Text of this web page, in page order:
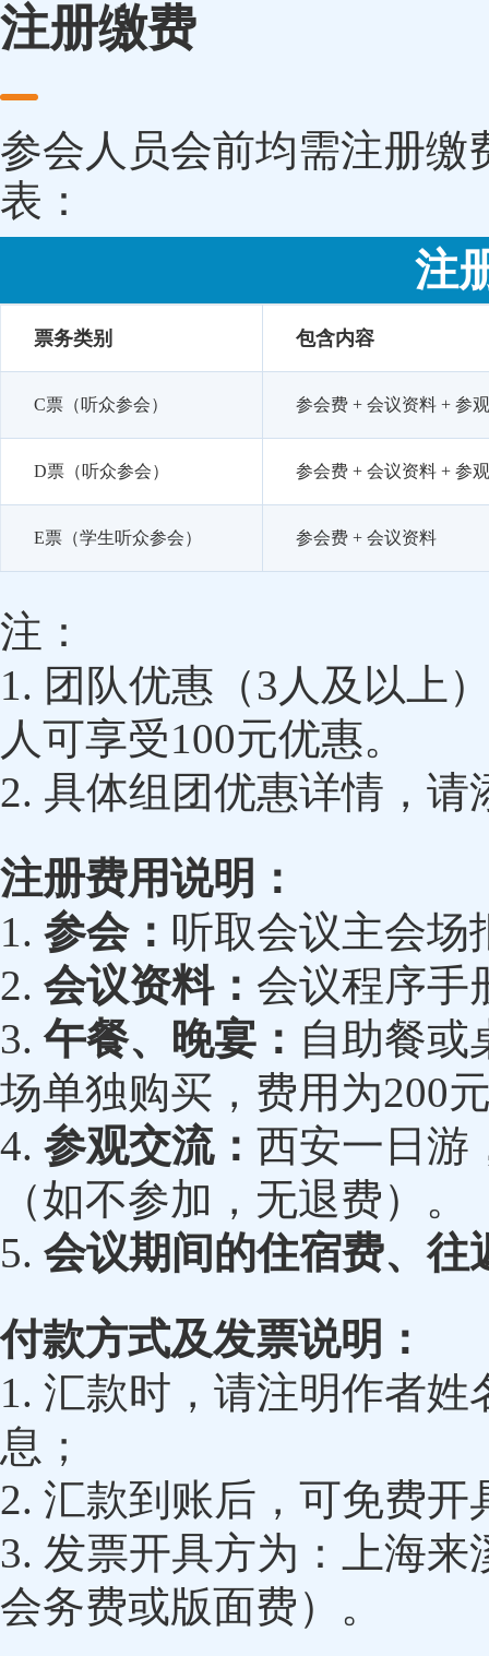
注册缴费
参会人员会前均需注册缴
表：
注
票务类别 包含内容
C票（听众参会） 参会费 + 会议资料 + 参
D票（听众参会） 参会费 + 会议资料 + 参
E票（学生听众参会） 参会费 + 会议资料
注：
1. 团队优惠（3人及以上
人可享受100元优惠。
2. 具体组团优惠详情，请
注册费用说明：
1. 参会： 听取会议主会场
2. 会议资料： 会议程序手
3.午餐、晚宴： 自助餐或
场单独购买，费用为200
4. 参观交流： 西安一日游
（如不参加，无退费）。
5. 会议期间的住宿费、往
付款方式及发票说明：
1. 汇款时，请注明作者
息；
2. 汇款到账后，可免费
3. 发票开具方为：上海
会务费或版面费）。